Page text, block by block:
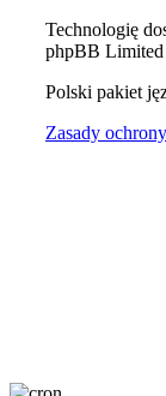
Technologię
phpBB Limited
Polski pakiet
Zasady